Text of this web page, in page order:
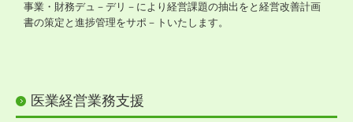
個人情報保護方針
戦略販売・購買情報システム
事業・財務デュ－デリ－により経営課題の抽出をと経営改善計画
書の策定と進捗管理をサポ－トいたします。
医業経営業務支援